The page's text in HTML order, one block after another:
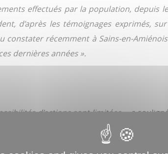
effectués par la population, depuis
d’après les témoignages exprimés,
constater récemment à Sains-en-
dernières années ».
d’actions sont limitées »,a
C’est-à-dire d’inciter à un meilleur tri
de ce site qui reçoit des